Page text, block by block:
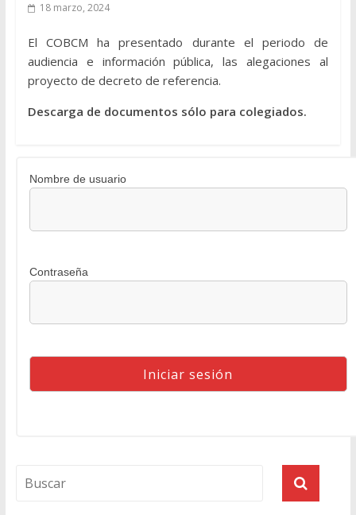
18 marzo, 2024
El COBCM ha presentado durante el periodo de
audiencia e información pública, las alegaciones al
proyecto de decreto de referencia.
Descarga de documentos sólo para colegiados.
Nombre de usuario
Contraseña